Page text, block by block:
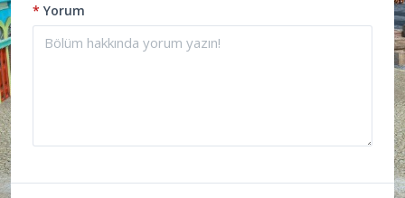
* Yorum